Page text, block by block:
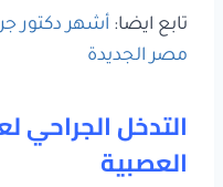
تابع ايضا: أشهر دكتور
مصر الجديدة
التدخل الجراحي
العصبية